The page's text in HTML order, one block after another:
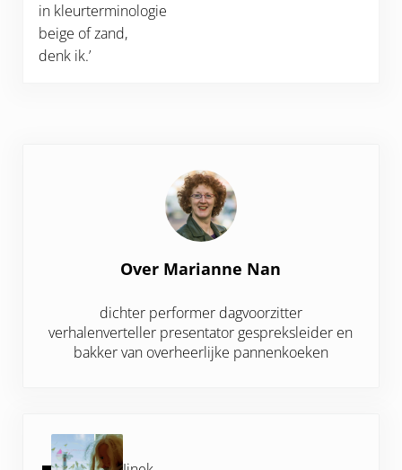
in kleurterminologie
beige of zand,
denk ik.’
Over Marianne Nan
dichter performer dagvoorzitter
verhalenverteller presentator gespreksleider en
bakker van overheerlijke pannenkoeken